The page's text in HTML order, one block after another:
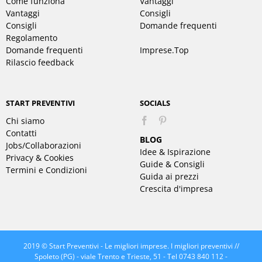
Vantaggi
Consigli
Regolamento
Domande frequenti
Rilascio feedback
Consigli
Domande frequenti
Imprese.Top
START PREVENTIVI
Chi siamo
Contatti
Jobs/Collaborazioni
Privacy & Cookies
Termini e Condizioni
SOCIALS
BLOG
Idee & Ispirazione
Guide & Consigli
Guida ai prezzi
Crescita d'impresa
2019 © Start Preventivi - Le migliori imprese. I migliori preventivi //
Spoleto (PG) - viale Trento e Trieste, 51 - Tel 0743 840 112 -